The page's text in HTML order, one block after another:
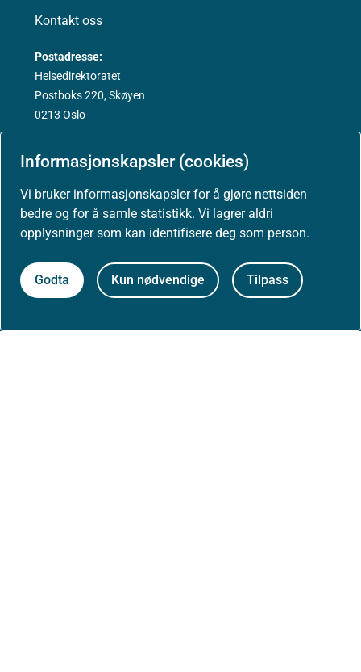
Informasjonskapsler (cookies)
Vi bruker informasjonskapsler for å gjøre nettsiden
bedre og for å samle statistikk. Vi lagrer aldri
opplysninger som kan identifisere deg som person.
Godta Kun nødvendige Tilpass
Kontakt oss
Postadresse:
Helsedirektoratet
Postboks 220, Skøyen
0213 Oslo
Aktuelt
Arrangementer